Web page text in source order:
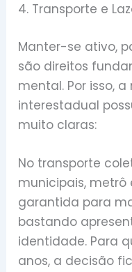
4. Transporte e
Manter-se ativo,
são direitos
mental. Por isso,
interestadual
muito claras:
No transporte
municipais,
garantida para
bastando
identidade. Para
anos, a decisão